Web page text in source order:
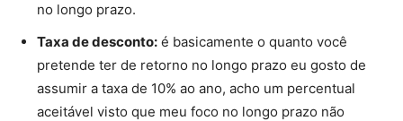
no longo prazo.
Taxa de desconto: é basicamente o quanto você
pretende ter de retorno no longo prazo eu gosto de
assumir a taxa de 10% ao ano, acho um percentual
aceitável visto que meu foco no longo prazo não